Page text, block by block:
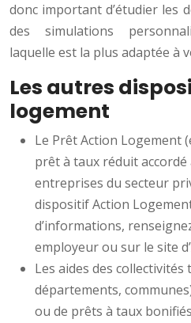
donc important d’étudier les
des simulations
laquelle est la plus adaptée à
Les autres
logement
Le Prêt Action Logement
prêt à taux réduit accordé
entreprises du secteur
dispositif Action
d’informations,
employeur ou sur le site
Les aides des
départements,
ou de prêts à taux